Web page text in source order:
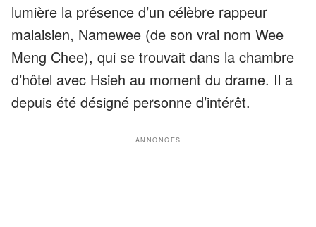
lumière la présence d’un célèbre rappeur
malaisien, Namewee (de son vrai nom Wee
Meng Chee), qui se trouvait dans la chambre
d’hôtel avec Hsieh au moment du drame. Il a
depuis été désigné personne d’intérêt.
ANNONCES